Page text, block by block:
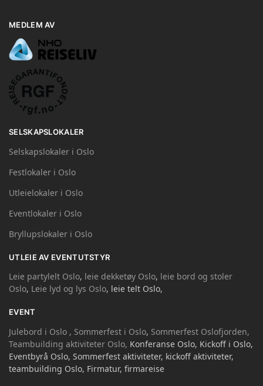
MEDLEM AV
SELSKAPSLOKALER
Selskapslokaler i Oslo
Festlokaler i Oslo
Utleielokaler i Oslo
Eventlokaler i Oslo
Bryllupslokaler i Oslo
UTLEIE AV EVENTUTSTYR
Leie partylelt Oslo, leie dekketøy Oslo, leie bord og stoler
Oslo, Leie lyd og lys Oslo, leie telt Oslo,
EVENT
Julebord i Oslo , Sommerfest i Oslo, Sommerfest Oslofjorden,
Teambuilding aktiviteter Oslo, Konferanse Oslo, Kickoff i Oslo,
Eventbyrå Oslo, Sommerfest aktiviteter, kickoff aktiviteter,
teambuilding Oslo, Firmatur, firmareise